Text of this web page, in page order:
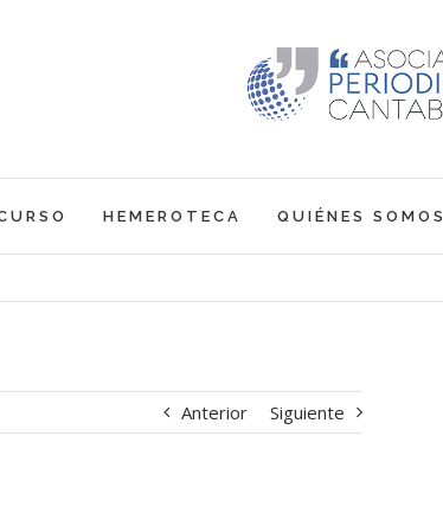
HEMEROTECA QUIÉNES SOMOS
Anterior Siguiente